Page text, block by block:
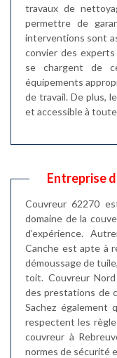
travaux de
permettre de
interventions sont
convier des
se chargent de
équipements
de travail. De plus,
et accessible à
Entreprise
Couvreur 62270
domaine de la
d’expérience.
Canche est apte à
démoussage de
toit. Couvreur
des prestations de
Sachez également
respectent les
couvreur à
normes de sécurité